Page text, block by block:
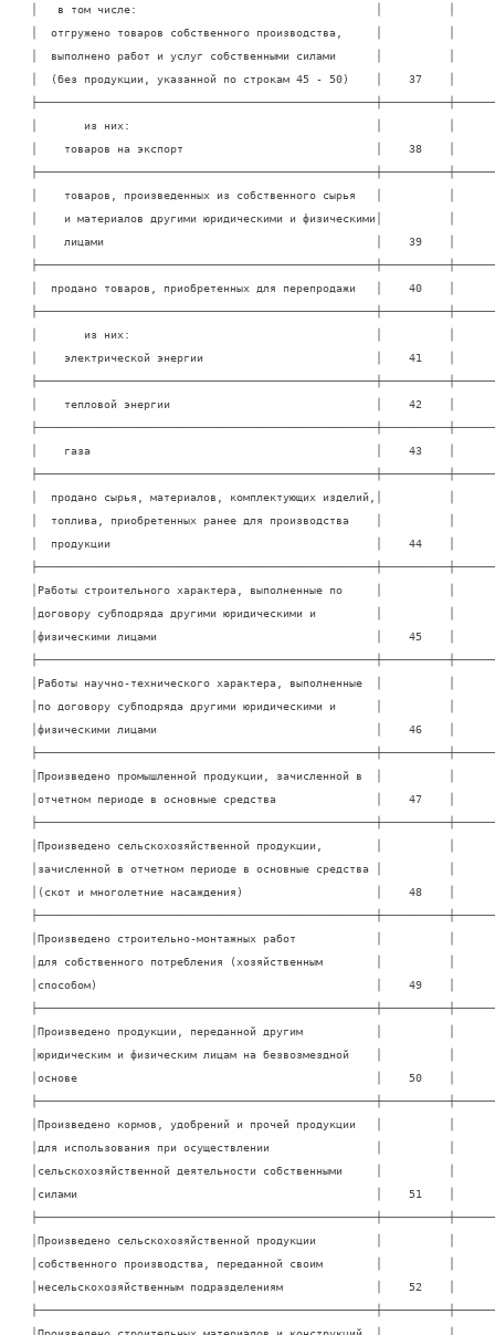
│   в том числе:                                    │          │
│  отгружено товаров собственного производства,     │          │
│  выполнено работ и услуг собственными силами      │          │
│  (без продукции, указанной по строкам 45 - 50)    │    37    │
│       из них:                                     │          │
│    товаров на экспорт                             │    38    │
│    товаров, произведенных из собственного сырья   │          │
│    и материалов другими юридическими и физическими│          │
│    лицами                                         │    39    │
│  продано товаров, приобретенных для перепродажи   │    40    │
│       из них:                                     │          │
│    электрической энергии                          │    41    │
│    тепловой энергии                               │    42    │
│    газа                                           │    43    │
│  продано сырья, материалов, комплектующих изделий,│          │
│  топлива, приобретенных ранее для производства    │          │
│  продукции                                        │    44    │
│Работы строительного характера, выполненные по     │          │
│договору субподряда другими юридическими и         │          │
│физическими лицами                                 │    45    │
│Работы научно-технического характера, выполненные  │          │
│по договору субподряда другими юридическими и      │          │
│физическими лицами                                 │    46    │
│Произведено промышленной продукции, зачисленной в  │          │
│отчетном периоде в основные средства               │    47    │
│Произведено сельскохозяйственной продукции,        │          │
│зачисленной в отчетном периоде в основные средства │          │
│(скот и многолетние насаждения)                    │    48    │
│Произведено строительно-монтажных работ            │          │
│для собственного потребления (хозяйственным        │          │
│способом)                                          │    49    │
│Произведено продукции, переданной другим           │          │
│юридическим и физическим лицам на безвозмездной    │          │
│основе                                             │    50    │
│Произведено кормов, удобрений и прочей продукции   │          │
│для использования при осуществлении                │          │
│сельскохозяйственной деятельности собственными     │          │
│силами                                             │    51    │
│Произведено сельскохозяйственной продукции         │          │
│собственного производства, переданной своим        │          │
│несельскохозяйственным подразделениям              │    52    │